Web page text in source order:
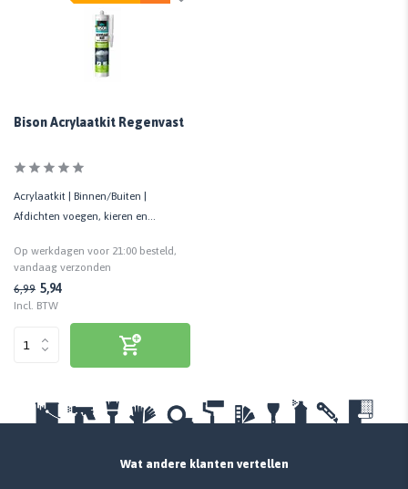
Bison Acrylaatkit Regenvast
Acrylaatkit | Binnen/Buiten |
Afdichten voegen, kieren en
Op werkdagen voor 21:00 besteld,
vandaag verzonden
6,99 5,94
Incl. BTW
Wat andere klanten vertellen